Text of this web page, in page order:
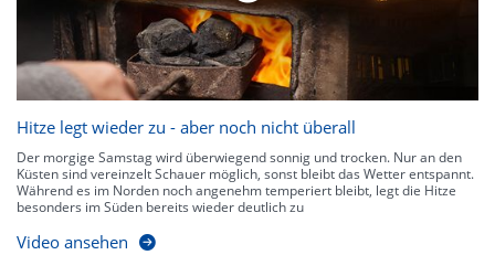
Hitze legt wieder zu - aber noch nicht überall
Der morgige Samstag wird überwiegend sonnig und trocken. Nur an den
Küsten sind vereinzelt Schauer möglich, sonst bleibt das Wetter entspannt.
Während es im Norden noch angenehm temperiert bleibt, legt die Hitze
besonders im Süden bereits wieder deutlich zu
Video ansehen